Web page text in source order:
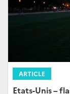
ARTICLE
Etats-Unis –